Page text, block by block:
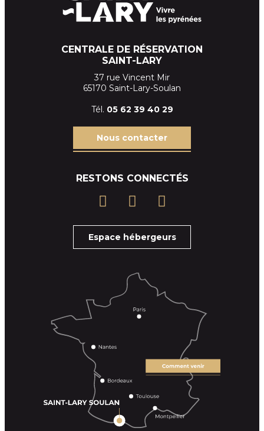
CENTRALE DE RÉSERVATION
SAINT-LARY
37 rue Vincent Mir
65170 Saint-Lary-Soulan
Tél. 05 62 39 40 29
Nous contacter
RESTONS CONNECTÉS
Espace hébergeurs